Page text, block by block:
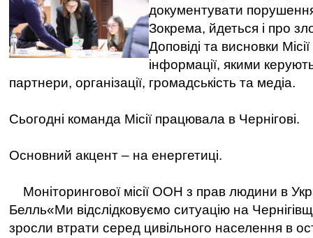
документувати
Зокрема, йдеться і про
Доповіді та висновки
інформації, якими
партнери, організації, громадськість та медіа.
Сьогодні команда Місії працювала в Чернігові.
Основний акцент – на енергетиці.
Моніторингової місії ООН з прав людини в
Белль«Ми відслідковуємо ситуацію на
зросли втрати серед цивільного населення в